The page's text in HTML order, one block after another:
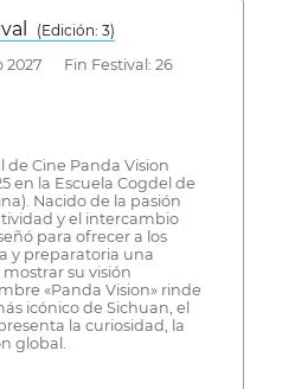
( Edición: 3)
2027 Fin Festival: 26
de Cine Panda Vision
en la Escuela Cogdel de
Nacido de la pasión
y el intercambio
para ofrecer a los
y preparatoria una
su visión
«Panda Vision» rinde
icónico de Sichuan, el
la curiosidad, la
global.